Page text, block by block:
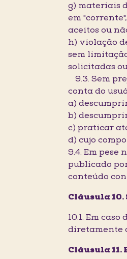
g) materiais
em
aceitos ou
h) violação
sem
solicitadas
9.3. Sem
conta do
a)
b)
c) praticar
d) cujo
9.4. Em
publicado
conteúdo
Cláusula
10.1. Em
diretamente
Cláusula 11.